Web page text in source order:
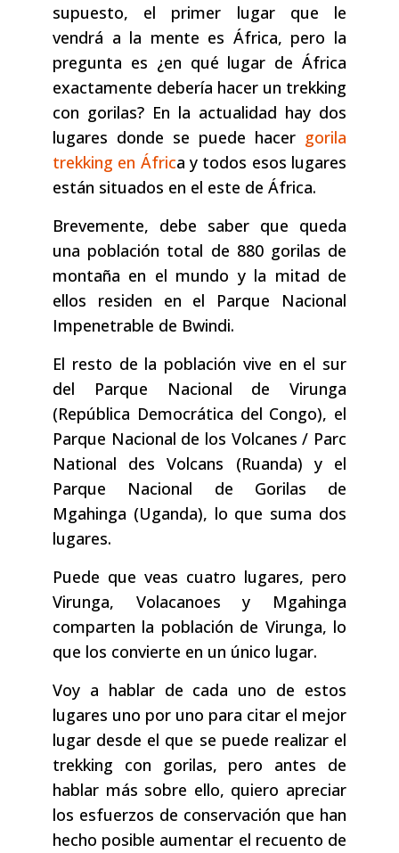
supuesto, el primer lugar que le
vendrá a la mente es África, pero la
pregunta es ¿en qué lugar de África
exactamente debería hacer un trekking
con gorilas? En la actualidad hay dos
lugares donde se puede hacer gorila
trekking en África y todos esos lugares
están situados en el este de África.
Brevemente, debe saber que queda
una población total de 880 gorilas de
montaña en el mundo y la mitad de
ellos residen en el Parque Nacional
Impenetrable de Bwindi.
El resto de la población vive en el sur
del Parque Nacional de Virunga
(República Democrática del Congo), el
Parque Nacional de los Volcanes / Parc
National des Volcans (Ruanda) y el
Parque Nacional de Gorilas de
Mgahinga (Uganda), lo que suma dos
lugares.
Puede que veas cuatro lugares, pero
Virunga, Volacanoes y Mgahinga
comparten la población de Virunga, lo
que los convierte en un único lugar.
Voy a hablar de cada uno de estos
lugares uno por uno para citar el mejor
lugar desde el que se puede realizar el
trekking con gorilas, pero antes de
hablar más sobre ello, quiero apreciar
los esfuerzos de conservación que han
hecho posible aumentar el recuento de